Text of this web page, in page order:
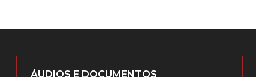
ÁUDIOS E DOCUMENTOS